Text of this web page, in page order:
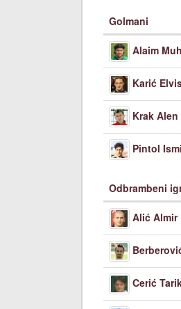
Golmani
Alaim
Karić
Krak Alen
Pintol
Odbrambeni
Alić Almir
Cerić